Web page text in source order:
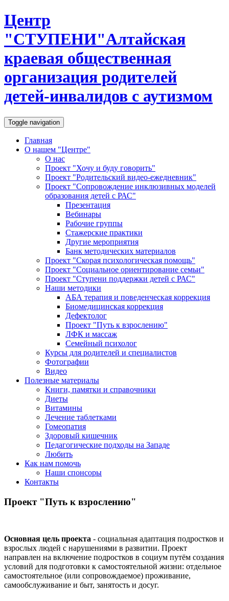
Центр
"СТУПЕНИ"Алтайская
краевая общественная
организация родителей
детей-инвалидов с аутизмом
Toggle navigation
Главная
О нашем "Центре"
О нас
Проект "Хочу и буду говорить"
Проект "Родительский видео-ежедневник"
Проект "Сопровождение инклюзивных моделей
образования детей с РАС"
Презентация
Вебинары
Рабочие группы
Стажерские практики
Другие мероприятия
Банк методических материалов
Проект "Скорая психологическая помощь"
Проект "Социальное ориентирование семьи"
Проект "Ступени поддержки детей с РАС"
Наши методики
АБА терапия и поведенческая коррекция
Биомедицинская коррекция
Дефектолог
Проект "Путь к взрослению"
ЛФК и массаж
Семейный психолог
Курсы для родителей и специалистов
Фотографии
Видео
Полезные материалы
Книги, памятки и справочники
Диеты
Витамины
Лечение таблетками
Гомеопатия
Здоровый кишечник
Педагогические подходы на Западе
Любить
Как нам помочь
Наши спонсоры
Контакты
Проект "Путь к взрослению"
Основная цель проекта - социальная адаптация подростков и
взрослых людей с нарушениями в развитии. Проект
направлен на включение подростков в социум путём создания
условий для подготовки к самостоятельной жизни: отдельное
самостоятельное (или сопровождаемое) проживание,
самообслуживание и быт, занятость и досуг.